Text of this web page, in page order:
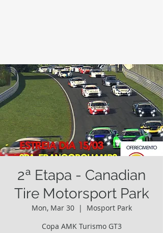
2ª Etapa - Canadian
Tire Motorsport Park
Mon, Mar 30
  |
Mosport Park
Copa AMK Turismo GT3